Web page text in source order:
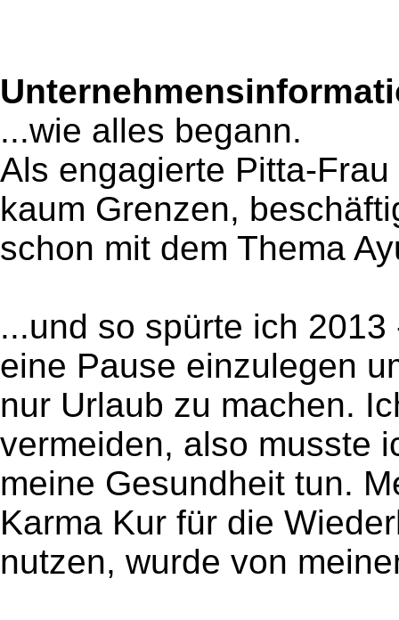
...wie alles begann.
Als engagierte Pitta-
kaum Grenzen,
schon mit dem Thema
...und so spürte ich
eine Pause einzulegen
nur Urlaub zu machen.
vermeiden, also musste
meine Gesundheit tun.
Karma Kur für die
nutzen, wurde von